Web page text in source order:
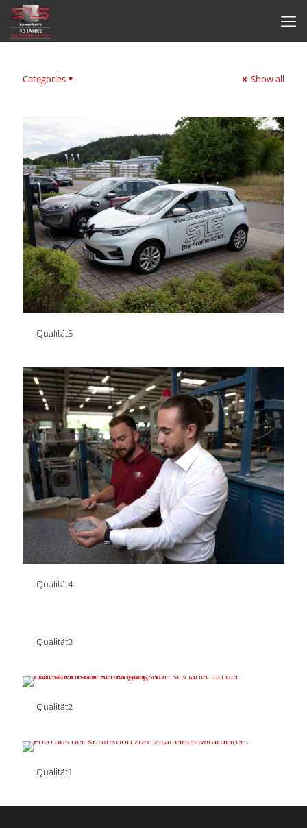
Categories Show all
Qualität5
Qualität4
Qualität3
Qualität2
Qualität1